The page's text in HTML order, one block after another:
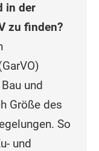
in der
zu finden?
und
Größe des
So
und